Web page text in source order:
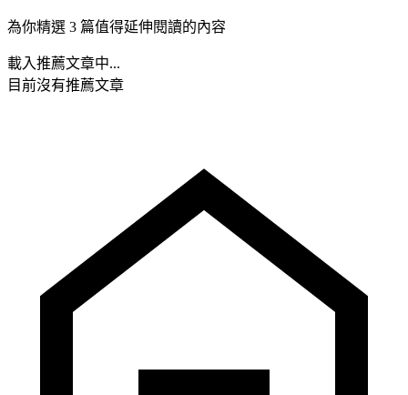
為你精選 3 篇值得延伸閱讀的內容
載入推薦文章中...
目前沒有推薦文章